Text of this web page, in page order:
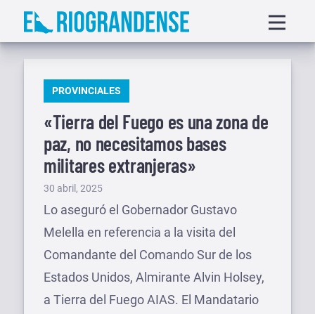
Saltar
menu
PUBLICADO
PROVINCIALES
«Tierra del Fuego es una zona de
paz, no necesitamos bases
militares extranjeras»
Publicado
el
30 abril, 2025
Lo aseguró el Gobernador Gustavo
Melella en referencia a la visita del
Comandante del Comando Sur de los
Estados Unidos, Almirante Alvin Holsey,
a Tierra del Fuego AIAS. El Mandatario